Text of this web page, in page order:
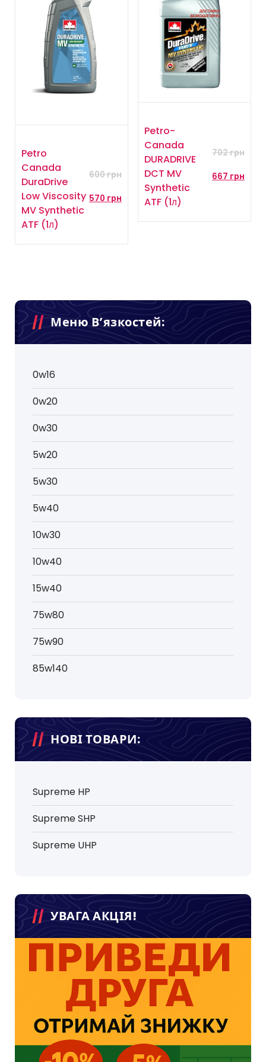
Petro
Canada
DuraDrive
Low Viscosity
MV Synthetic
ATF (1л)
600грн
570 грн
Petro-
Canada
DURADRIVE
DCT MV
Synthetic
ATF (1л)
702грн
667 грн
Меню В’язкостей:
0w16
0w20
0w30
5w20
5w30
5w40
10w30
10w40
15w40
75w80
75w90
85w140
НОВІ ТОВАРИ:
Supreme HP
Supreme SHP
Supreme UHP
УВАГА АКЦІЯ!